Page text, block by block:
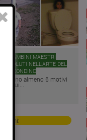
20 BAMBINI MAESTRI
ASSOLUTI NELL’ARTE DEL
NASCONDINO
Ci sono almeno 6 motivi
per cui...